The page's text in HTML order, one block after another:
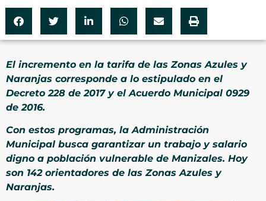
El incremento en la tarifa de las Zonas Azules y
Naranjas corresponde a lo estipulado en el
Decreto 228 de 2017 y el Acuerdo Municipal 0929
de 2016.
Con estos programas, la Administración
Municipal busca garantizar un trabajo y salario
digno a población vulnerable de Manizales. Hoy
son 142 orientadores de las Zonas Azules y
Naranjas.